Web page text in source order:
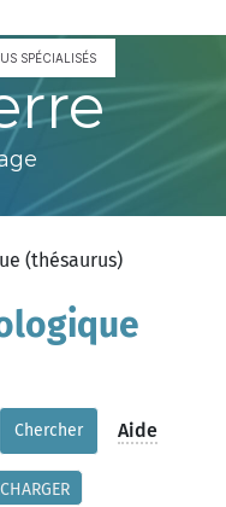
SPÉCIALISÉS
(thésaurus)
Chercher Aide